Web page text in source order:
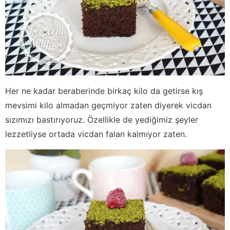
Her ne kadar beraberinde birkaç kilo da getirse kış
mevsimi kilo almadan geçmiyor zaten diyerek vicdan
sızımızı bastırıyoruz. Özellikle de yediğimiz şeyler
lezzetliyse ortada vicdan falan kalmıyor zaten.